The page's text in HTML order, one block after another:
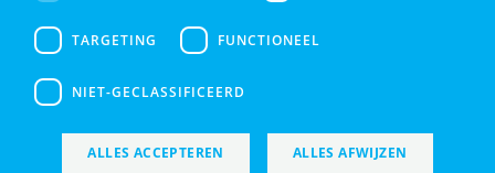
Sectoren
Bedrijf
Ontdek
Support
TARGETING FUNCTIONEEL
NIET-GECLASSIFICEERD
ALLES ACCEPTEREN ALLES AFWIJZEN